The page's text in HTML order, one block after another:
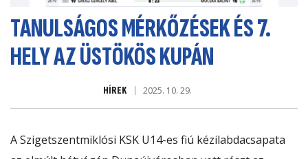
TANULSÁGOS MÉRKŐZÉSEK ÉS 7.
HELY AZ ÜSTÖKÖS KUPÁN
HÍREK 2025. 10. 29.
A Szigetszentmiklósi KSK U14-es fiú kézilabdacsapata